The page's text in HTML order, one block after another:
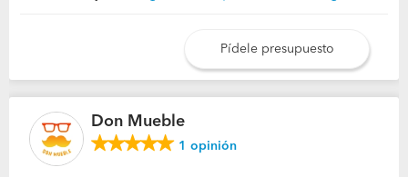
Pídele presupuesto
Don Mueble
1 opinión